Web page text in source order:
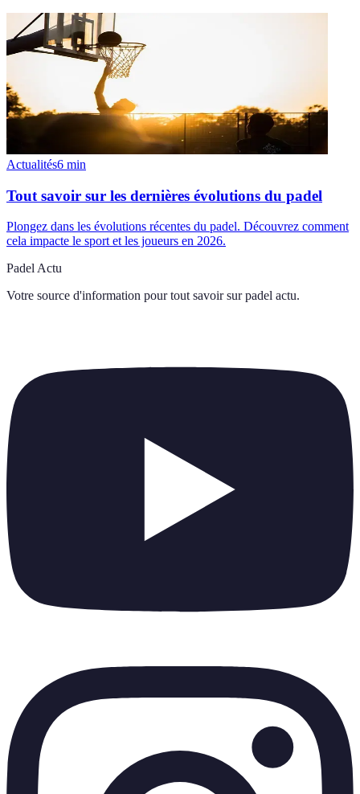
Actualités6 min
Tout savoir sur les dernières évolutions du padel
Plongez dans les évolutions récentes du padel. Découvrez comment
cela impacte le sport et les joueurs en 2026.
Padel Actu
Votre source d'information pour tout savoir sur padel actu.